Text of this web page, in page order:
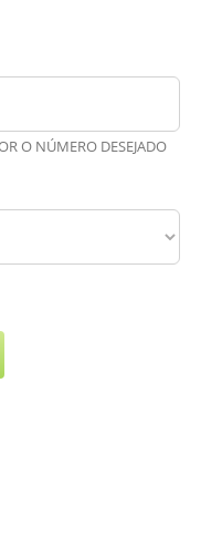
O NÚMERO DESEJADO